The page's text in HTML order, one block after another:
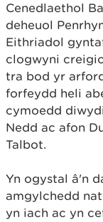
Cenedlaethol
deheuol
Eithriadol
clogwyni
tra bod yr
forfeydd heli
cymoedd
Nedd ac afon
Talbot.
Yn ogystal â'n
amgylchedd
yn iach ac yn